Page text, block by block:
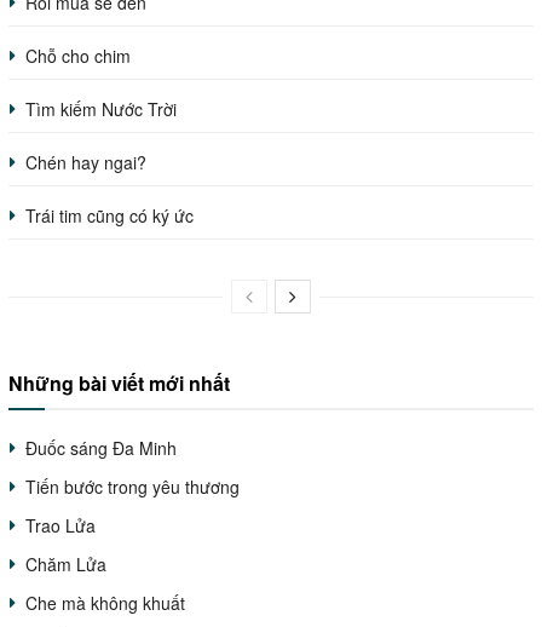
Chỗ cho chim
Tìm kiếm Nước Trời
Chén hay ngai?
Trái tim cũng có ký ức
Những bài viết mới nhất
Đuốc sáng Đa Minh
Tiến bước trong yêu thương
Trao Lửa
Chăm Lửa
Che mà không khuất